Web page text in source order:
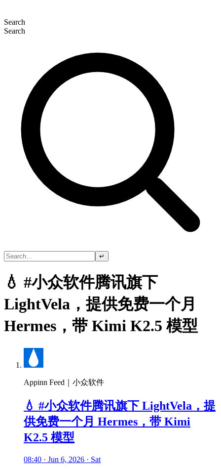
Search
Search
↵
💧 #小众软件腾讯旗下
LightVela，提供免费一个月
Hermes，带 Kimi K2.5 模型
Appinn Feed｜小众软件
💧 #小众软件腾讯旗下 LightVela，提
供免费一个月 Hermes，带 Kimi
K2.5 模型
08:40 · Jun 6, 2026 · Sat